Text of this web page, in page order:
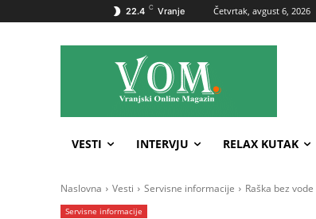
22.4 C Vranje Četvrtak, avgust 6, 2026
VESTI INTERVJU RELAX KUTAK
Naslovna Vesti Servisne informacije Raška bez
Servisne informacije